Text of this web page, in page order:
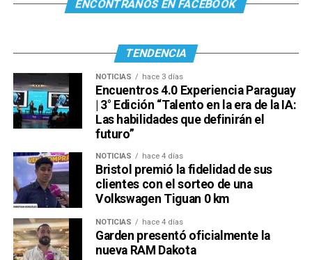
ENCONTRANOS EN FACEBOOK
TENDENCIA
NOTICIAS hace 3 días
Encuentros 4.0 Experiencia Paraguay
| 3° Edición “Talento en la era de la IA:
Las habilidades que definirán el
futuro”
NOTICIAS hace 4 días
Bristol premió la fidelidad de sus
clientes con el sorteo de una
Volkswagen Tiguan 0 km
NOTICIAS hace 4 días
Garden presentó oficialmente la
nueva RAM Dakota